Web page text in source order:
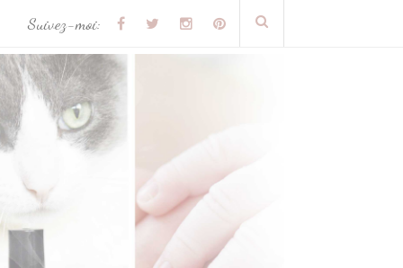
Suivez-moi: